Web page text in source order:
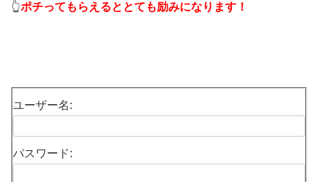
👆ポチってもらえるととても励みになります！
ユーザー名:
パスワード: